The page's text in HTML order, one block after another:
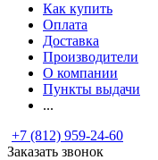
Как купить
Оплата
Доставка
Производители
О компании
Пункты выдачи
...
+7 (812) 959-24-60
Заказать звонок